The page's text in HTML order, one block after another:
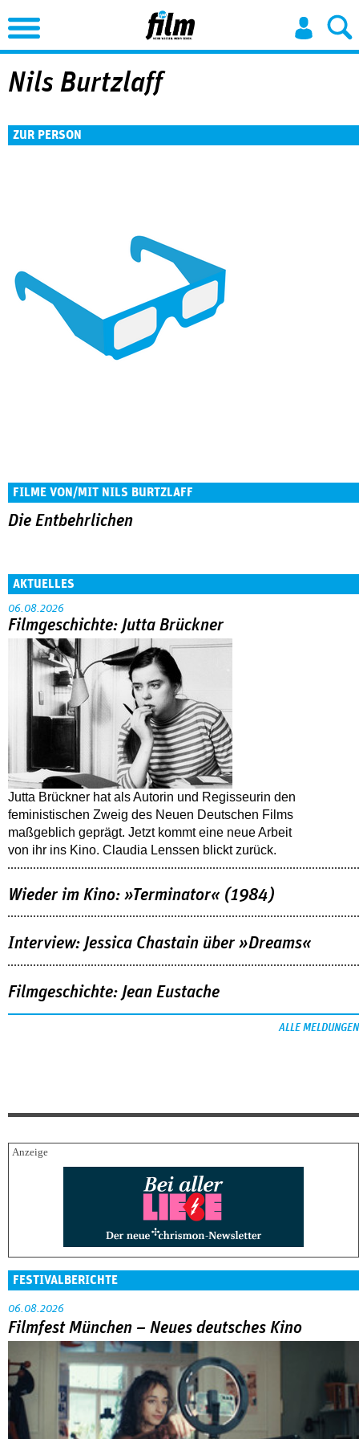
Jump to Navigation
Nils Burtzlaff
ZUR PERSON
FILME VON/MIT NILS BURTZLAFF
Die Entbehrlichen
AKTUELLES
06.08.2026
Filmgeschichte: Jutta Brückner
Jutta Brückner hat als Autorin und Regisseurin den
feministischen Zweig des Neuen Deutschen Films
maßgeblich geprägt. Jetzt kommt eine neue Arbeit
von ihr ins Kino. Claudia Lenssen blickt zurück.
Wieder im Kino: »Terminator« (1984)
Interview: Jessica Chastain über »Dreams«
Filmgeschichte: Jean Eustache
ALLE MELDUNGEN
FESTIVALBERICHTE
06.08.2026
Filmfest München – Neues deutsches Kino